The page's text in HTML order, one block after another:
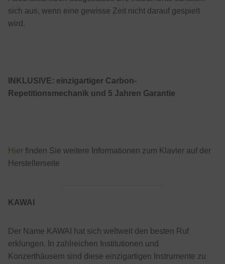
sich aus, wenn eine gewisse Zeit nicht darauf gespielt
wird.
INKLUSIVE: einzigartiger Carbon-
Repetitionsmechanik und 5 Jahren Garantie
Hier finden Sie weitere Informationen zum Klavier auf der
Herstellerseite
KAWAI
Der Name KAWAI hat sich weltweit den besten Ruf
erklungen. In zahlreichen Institutionen und
Konzerthäusern sind diese einzigartigen Instrumente zu